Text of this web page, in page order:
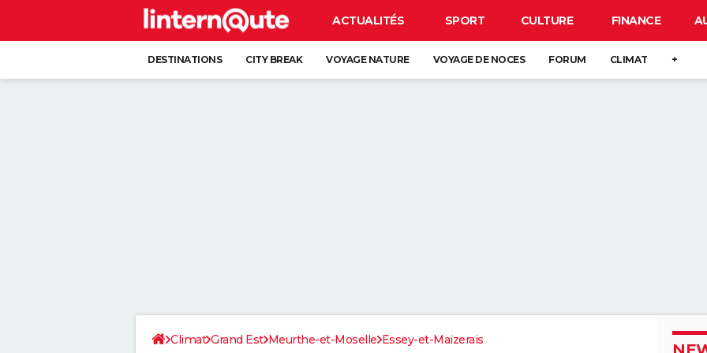
ACTUALITÉS SPORT CULTURE FINANCE
DESTINATIONS CITY BREAK VOYAGE NATURE VOYAGE DE NOCES FORUM CLIMAT +
Climat Grand Est Meurthe-et-Moselle Essey-et-Maizerais